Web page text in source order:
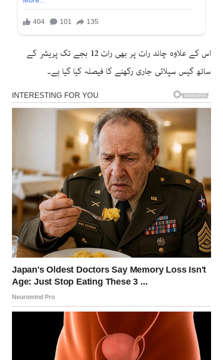
اس کے علاوہ چاند رات پر بھی رات 12 بجے تک پریشر کے
ساتھ گیس سپلائی جاری رکھنے کا فیصلہ کیا گیا ہے۔